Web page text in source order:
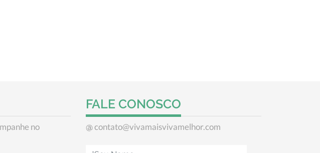
no
FALE CONOSCO
@contato@vivamaisvivamelhor.com